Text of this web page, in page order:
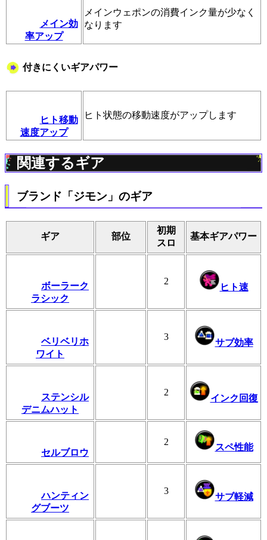
メイン効
率アップ
メインウェポンの消費インク量が少なく
なります
付きにくいギアパワー
ヒト移動
速度アップ
ヒト状態の移動速度がアップします
関連するギア
ブランド「ジモン」のギア
ギア 部位
初期
スロ
基本ギアパワー
ボーラーク
ラシック
2
ヒト速
ベリベリホ
ワイト
3
サブ効率
ステンシル
デニムハット
2
インク回復
セルブロウ
2
スペ性能
ハンティン
グブーツ
3
サブ軽減